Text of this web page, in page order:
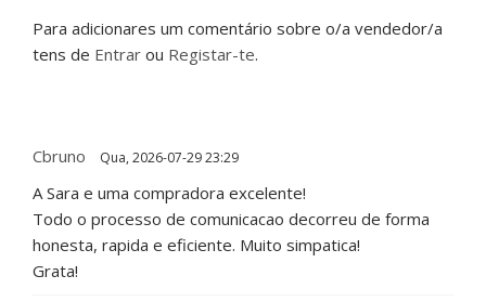
Para adicionares um comentário sobre o/a vendedor/a
tens de Entrar ou Registar-te.
Cbruno Qua, 2026-07-29 23:29
A Sara e uma compradora excelente!
Todo o processo de comunicacao decorreu de forma
honesta, rapida e eficiente. Muito simpatica!
Grata!